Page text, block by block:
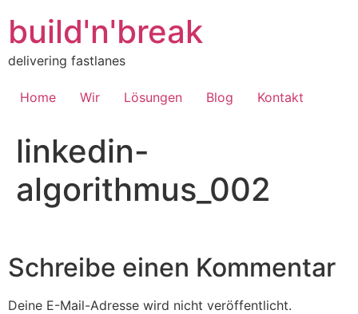
springen
build'n'break
delivering fastlanes
Home Wir Lösungen Blog Kontakt
linkedin-
algorithmus_002
Schreibe einen Kommentar
Deine E-Mail-Adresse wird nicht veröffentlicht.